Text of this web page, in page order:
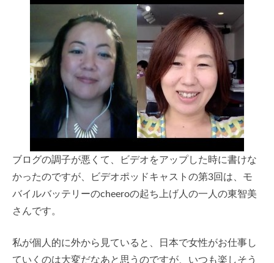
ブログの調子が悪くて、ビデオをアップした時に書けな
かったのですが、ビデオポッドキャストの第3回は、モ
バイルバッテリーのcheeroの起ち上げ人の一人の東智美
さんです。
私が個人的に外から見ていると、日本で女性がお仕事し
ていくのは大変だなあと思うのですが、いつも楽しそう